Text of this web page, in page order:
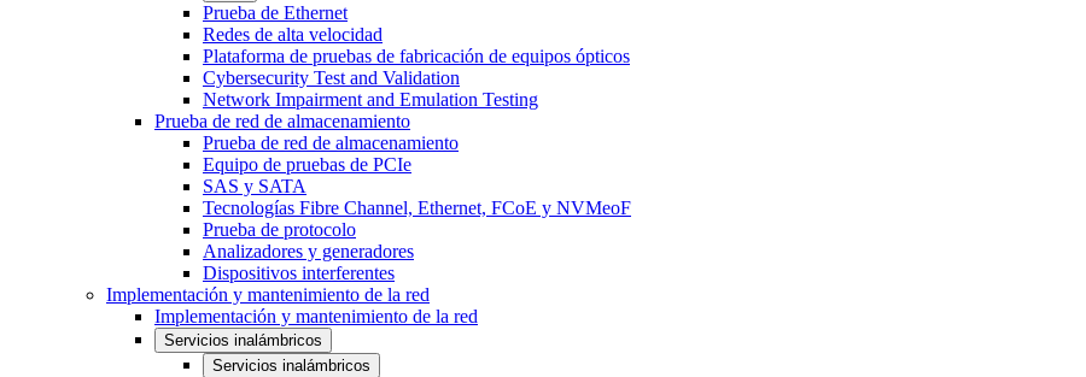
Prueba de Ethernet
Redes de alta velocidad
Plataforma de pruebas de fabricación de equipos ópticos
Cybersecurity Test and Validation
Network Impairment and Emulation Testing
Prueba de red de almacenamiento
Prueba de red de almacenamiento
Equipo de pruebas de PCIe
SAS y SATA
Tecnologías Fibre Channel, Ethernet, FCoE y NVMeoF
Prueba de protocolo
Analizadores y generadores
Dispositivos interferentes
Implementación y mantenimiento de la red
Implementación y mantenimiento de la red
Servicios inalámbricos
Servicios inalámbricos